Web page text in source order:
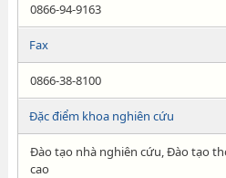
0866-94-9163
Fax
0866-38-8100
Đặc điểm khoa nghiên cứu
Đào tạo nhà nghiên cứu, Đào tạo
cao